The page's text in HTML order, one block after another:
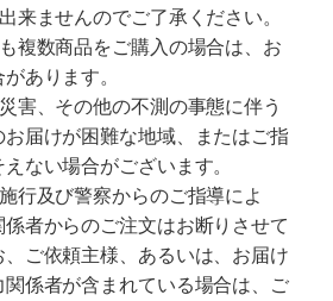
来ませんのでご了承ください。
複数商品をご購入の場合は、お
あります。
害、その他の不測の事態に伴う
届けが困難な地域、またはご指
ない場合がございます。
行及び警察からのご指導によ
者からのご注文はお断りさせて
ご依頼主様、あるいは、お届け
係者が含まれている場合は、ご